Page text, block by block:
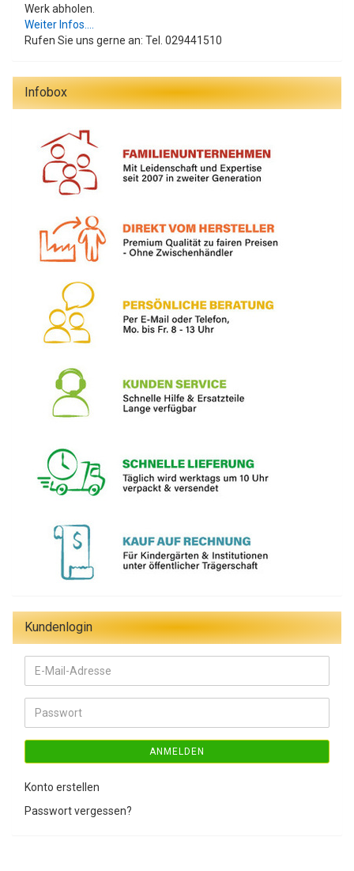
Werk abholen.
Weiter Infos....
Rufen Sie uns gerne an: Tel. 029441510
Infobox
Kundenlogin
E-
Mail-
Adresse
Passwort
ANMELDEN
Konto erstellen
Passwort vergessen?